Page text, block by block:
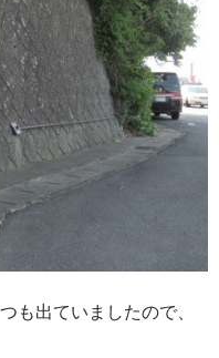
も出ていましたので、